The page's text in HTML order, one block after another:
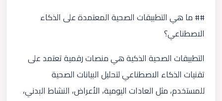
## ما هي التطبيقات الصحية المعتمدة على الذكاء
الاصطناعي؟
التطبيقات الصحية الذكية هي منصات رقمية تعتمد على
تقنيات الذكاء الاصطناعي لتحليل البيانات الصحية
للمستخدم، مثل العادات اليومية، الأعراض، النشاط البدني،